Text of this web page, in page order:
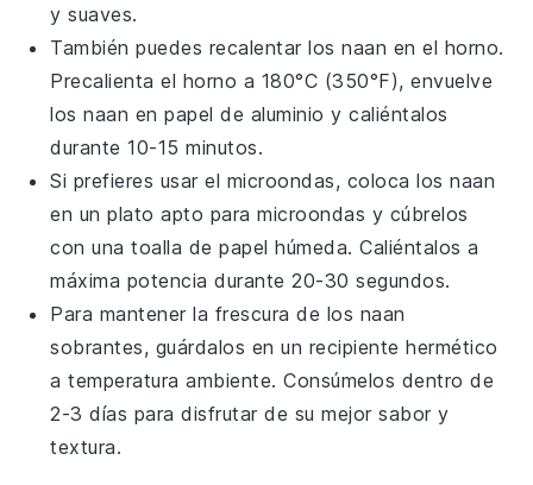
y suaves.
También puedes recalentar losnaan en el horno.
Precalienta el horno a 180°C (350°F), envuelve
losnaan en papel de aluminio y caliéntalos
durante 10-15 minutos.
Si prefieres usar el microondas, coloca losnaan
en un plato apto para microondas y cúbrelos
con una toalla de papel húmeda. Caliéntalos a
máxima potencia durante 20-30 segundos.
Para mantener la frescura de los naan
sobrantes, guárdalos en un recipiente hermético
a temperatura ambiente. Consúmelos dentro de
2-3 días para disfrutar de su mejor sabor y
textura.